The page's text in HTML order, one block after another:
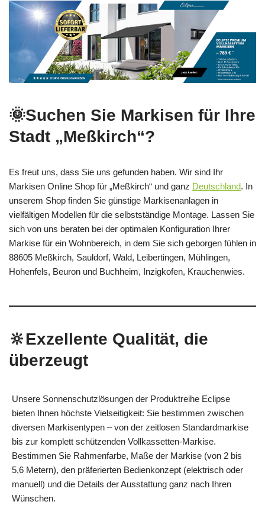
🌞Suchen Sie Markisen für Ihre
Stadt „Meßkirch“?
Es freut uns, dass Sie uns gefunden haben. Wir sind Ihr
Markisen Online Shop für „Meßkirch“ und ganz Deutschland. In
unserem Shop finden Sie günstige Markisenanlagen in
vielfältigen Modellen für die selbstständige Montage. Lassen Sie
sich von uns beraten bei der optimalen Konfiguration Ihrer
Markise für ein Wohnbereich, in dem Sie sich geborgen fühlen in
88605 Meßkirch, Sauldorf, Wald, Leibertingen, Mühlingen,
Hohenfels, Beuron und Buchheim, Inzigkofen, Krauchenwies.
🔆Exzellente Qualität, die
überzeugt
Unsere Sonnenschutzlösungen der Produktreihe Eclipse
bieten Ihnen höchste Vielseitigkeit: Sie bestimmen zwischen
diversen Markisentypen – von der zeitlosen Standardmarkise
bis zur komplett schützenden Vollkassetten-Markise.
Bestimmen Sie Rahmenfarbe, Maße der Markise (von 2 bis
5,6 Metern), den präferierten Bedienkonzept (elektrisch oder
manuell) und die Details der Ausstattung ganz nach Ihren
Wünschen.